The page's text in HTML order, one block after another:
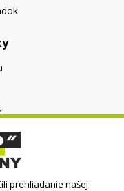
prehliadanie našej